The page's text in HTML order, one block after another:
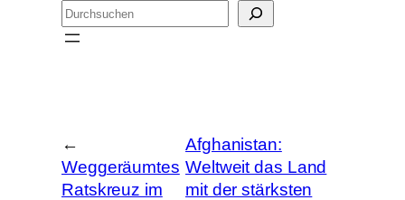
S
u
←
Weggeräumtes
Ratskreuz im
Afghanistan:
Weltweit das Land
mit der stärksten